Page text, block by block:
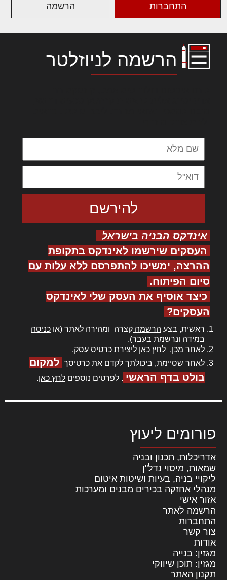
התחברות הרשמה
הרשמה לניוזלטר
אינדקס הבניה בישראל
העסקים שירשמו לאינדקס בתקופת
ההרצה, ימשיכו להתפרסם ללא עלות עם
סיום הפיתוח.
כיצד אוסיף את העסק שלי לאינדקס
העסקים?
ראשית, בצע הרשמה קצרה ומהירה לאתר (או כניסה
במידה ונרשמת בעבר).
לאחר מכן, לחץ כאן ליצירת כרטיס עסק.
לאחר שסיימת, ביכולתך לקדם את כרטיסך למקום
בולט בדף הראשי . לפרטים נוספים לחץ כאן.
פורומים ליעוץ
אדריכלות, תכנון ובניה
שמאות, מיסוי נדל"ן
ליקויי בניה, בעיות ושיטות איטום
מנהלי אחזקה בכירים מבנים ומערכות
אזור אישי
הרשמה לאתר
התחברות
צור קשר
אודות
מגזין: בנייה
מגזין: תוכן שיווקי
תקנון האתר